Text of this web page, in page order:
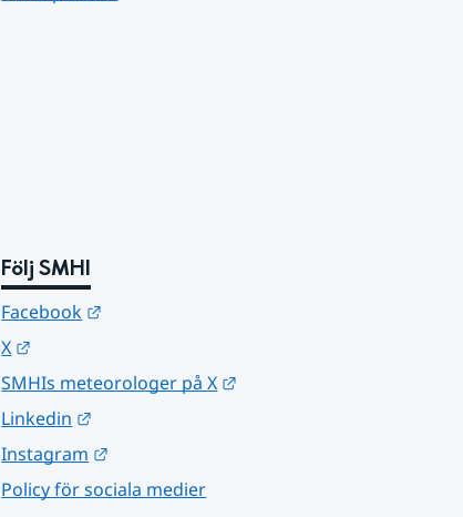
Följ SMHI
Facebook
X
SMHIs meteorologer på X
Linkedin
Instagram
Policy för sociala medier